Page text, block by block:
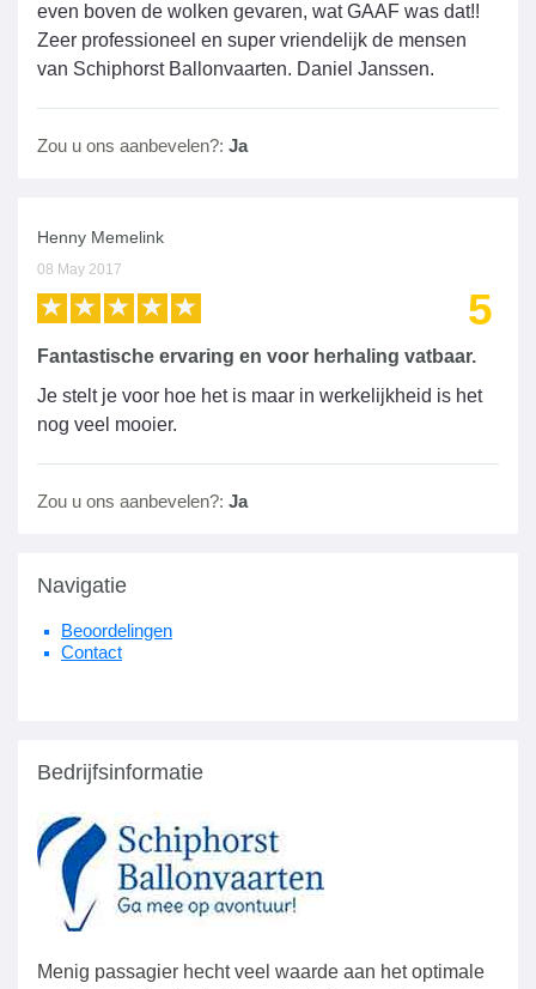
even boven de wolken gevaren, wat GAAF was dat!!
Zeer professioneel en super vriendelijk de mensen
van Schiphorst Ballonvaarten. Daniel Janssen.
Zou u ons aanbevelen?: Ja
Henny Memelink
08 May 2017
5
Fantastische ervaring en voor herhaling vatbaar.
Je stelt je voor hoe het is maar in werkelijkheid is het
nog veel mooier.
Zou u ons aanbevelen?: Ja
Navigatie
Beoordelingen
Contact
Bedrijfsinformatie
Menig passagier hecht veel waarde aan het optimale